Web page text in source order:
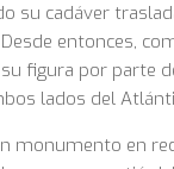
su cadáver
entonces,
figura por parte
lados del
monumento en